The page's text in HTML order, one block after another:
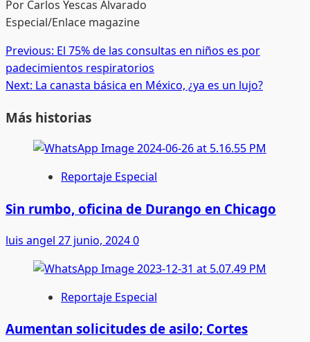
Por Carlos Yescas Alvarado
Especial/Enlace magazine
Post
navigation
Previous: El 75% de las consultas en niños es por
padecimientos respiratorios
Next: La canasta básica en México, ¿ya es un lujo?
Más historias
Reportaje Especial
Sin rumbo, oficina de Durango en Chicago
luis angel 27 junio, 20240
Reportaje Especial
Aumentan solicitudes de asilo; Cortes